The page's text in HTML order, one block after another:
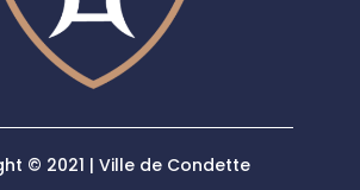
© 2021 | Ville de Condette